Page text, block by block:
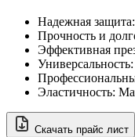
Надежная
Прочность и
Эффективная
Эластичность:
Скачать прайс лист